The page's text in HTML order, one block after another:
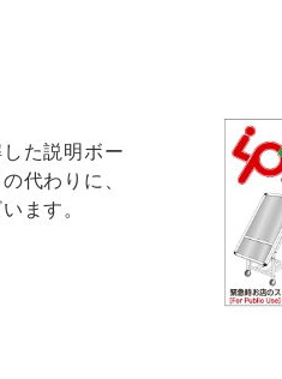
た説明ボー
代わりに、
ます。